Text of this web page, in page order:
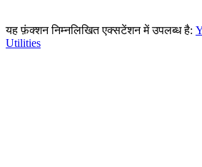
यह फ़ंक्शन निम्नलिखित एक्सटेंशन में उपलब्ध है:
Utilities